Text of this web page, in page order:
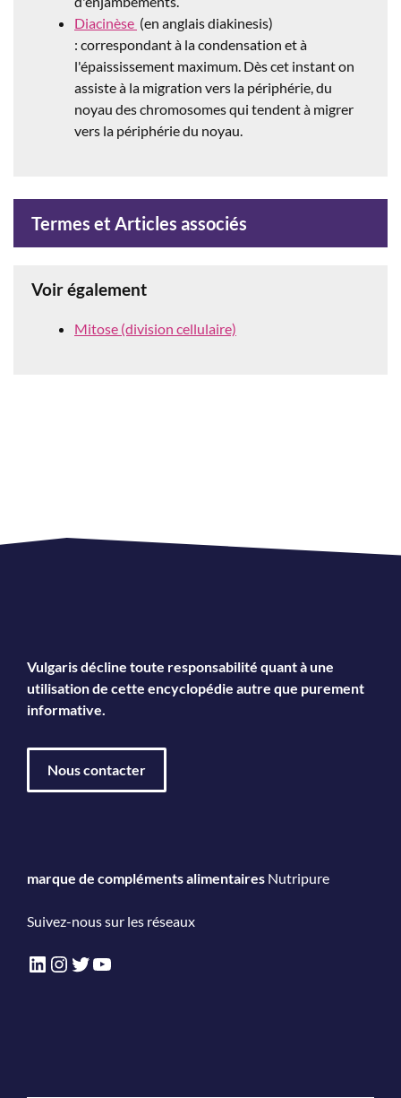
Diacinèse (en anglais diakinesis)
: correspondant à la condensation et à
l'épaississement maximum. Dès cet instant on
assiste à la migration vers la périphérie, du
noyau des chromosomes qui tendent à migrer
vers la périphérie du noyau.
Termes et Articles associés
Voir également
Mitose (division cellulaire)
Vulgaris décline toute responsabilité quant à une
utilisation de cette encyclopédie autre que purement
informative.
Nous contacter
marque de compléments alimentaires Nutripure
Suivez-nous sur les réseaux
LinkedIn
Instagram
Twitter
YouTube